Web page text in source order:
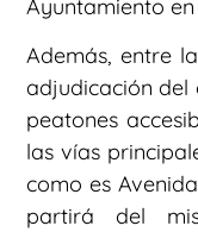
Ayuntamiento
Además, entre
adjudicación del
peatones
las vías
como es
partirá del